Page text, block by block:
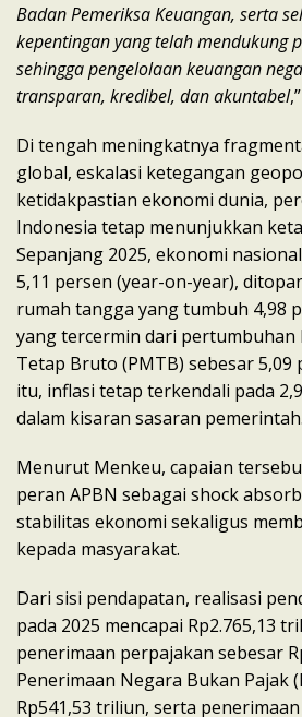
Badan Pemeriksa Keuangan, serta
kepentingan yang telah mendukung
sehingga pengelolaan keuangan
transparan, kredibel, dan akuntabel
Di tengah meningkatnya
global, eskalasi ketegangan
ketidakpastian ekonomi dunia,
Indonesia tetap menunjukkan
Sepanjang 2025, ekonomi
5,11 persen (year-on-year),
rumah tangga yang tumbuh 4,98
yang tercermin dari pertumbuhan
Tetap Bruto (PMTB) sebesar 5,09
itu, inflasi tetap terkendali pada
dalam kisaran sasaran pemerintah.
Menurut Menkeu, capaian
peran APBN sebagai shock
stabilitas ekonomi sekaligus
kepada masyarakat.
Dari sisi pendapatan, realisasi
pada 2025 mencapai Rp2.765,13
penerimaan perpajakan sebesar
Penerimaan Negara Bukan Pajak
Rp541,53 triliun, serta